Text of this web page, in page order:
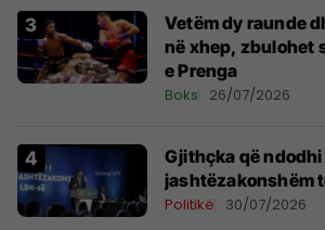
Vetëm dy raunde
në xhep, zbulohet
e Prenga
Boks 26/07/2026
Gjithçka që
jashtëzakonshëm
Politikë 30/07/2026